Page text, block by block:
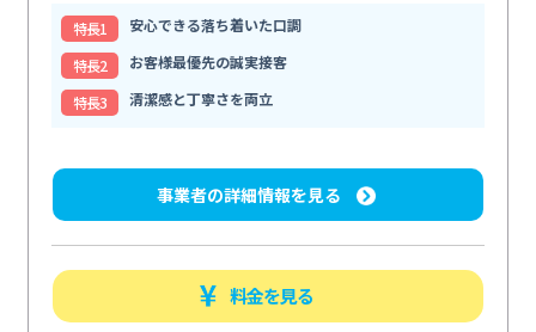
特⻑1
安心できる落ち着いた口調
特⻑2
お客様最優先の誠実接客
特⻑3
清潔感と丁寧さを両立
事業者の詳細情報を見る
料金を見る